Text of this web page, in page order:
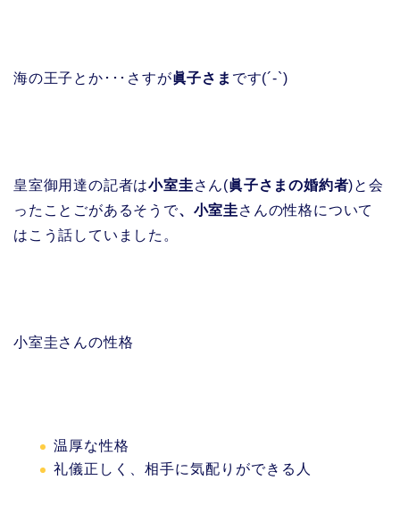
海の王子とか･･･さすが眞子さま です(´-`)
皇室御用達の記者は小室圭さん(眞子さまの婚約者)と会
ったことごがあるそうで、小室圭さんの性格について
はこう話していました。
小室圭さんの性格
温厚な性格
礼儀正しく、相手に気配りができる人